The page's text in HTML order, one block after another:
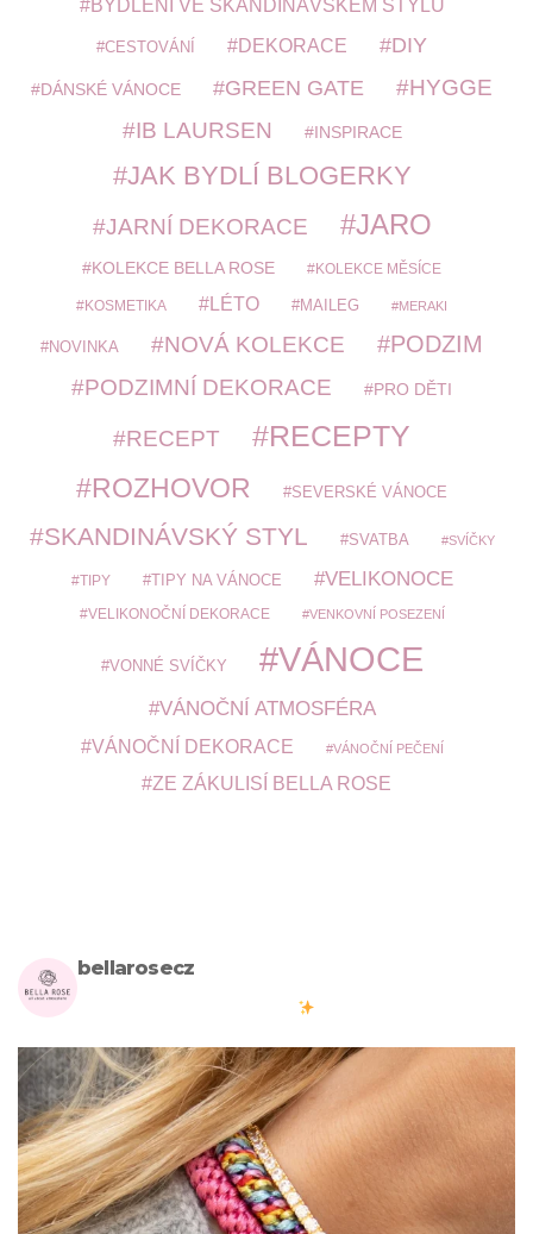
BYDLENÍ VE SKANDINÁVSKÉM STYLU
CESTOVÁNÍ DEKORACE DIY
DÁNSKÉ VÁNOCE GREEN GATE HYGGE
IB LAURSEN INSPIRACE
JAK BYDLÍ BLOGERKY
JARNÍ DEKORACE JARO
KOLEKCE BELLA ROSE KOLEKCE MĚSÍCE
KOSMETIKA LÉTO MAILEG MERAKI
NOVINKA NOVÁ KOLEKCE PODZIM
PODZIMNÍ DEKORACE PRO DĚTI
RECEPT RECEPTY
ROZHOVOR SEVERSKÉ VÁNOCE
SKANDINÁVSKÝ STYL SVATBA SVÍČKY
TIPY TIPY NA VÁNOCE VELIKONOCE
VELIKONOČNÍ DEKORACE VENKOVNÍ POSEZENÍ
VONNÉ SVÍČKY VÁNOCE
VÁNOČNÍ ATMOSFÉRA
VÁNOČNÍ DEKORACE VÁNOČNÍ PEČENÍ
ZE ZÁKULISÍ BELLA ROSE
bellarosecz